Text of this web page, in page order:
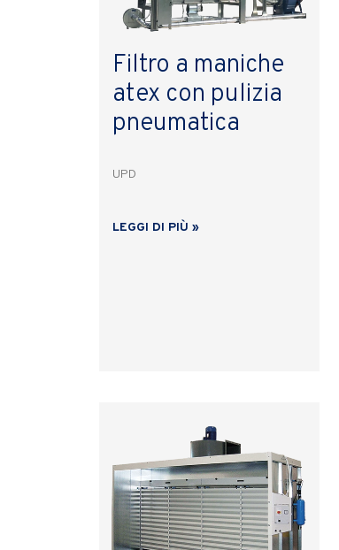
Filtro a maniche
atex con pulizia
pneumatica
UPD
LEGGI DI PIÙ »